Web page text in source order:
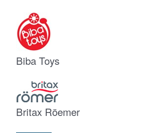
Biba Toys
Britax Röemer